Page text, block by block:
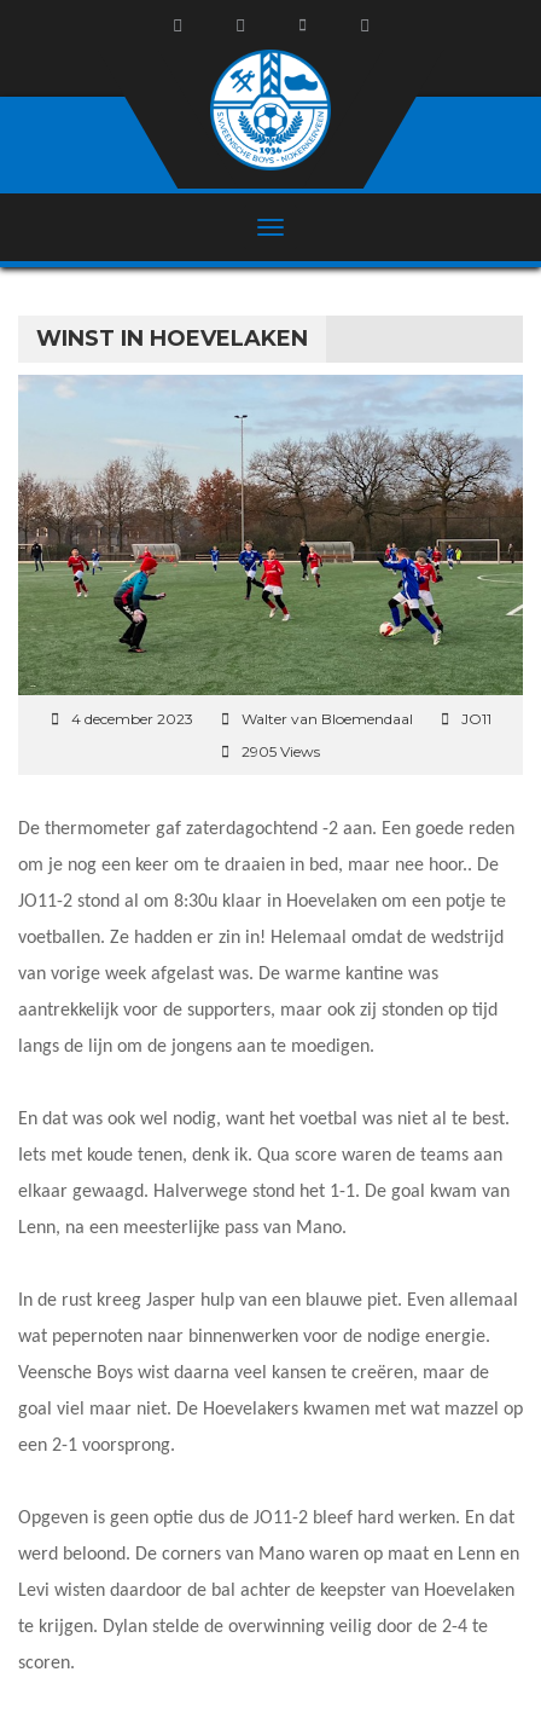
WINST IN HOEVELAKEN
4 december 2023 Walter van Bloemendaal
JO11
2905 Views
De thermometer gaf zaterdagochtend -2 aan. Een goede reden
om je nog een keer om te draaien in bed, maar nee hoor.. De
JO11-2 stond al om 8:30u klaar in Hoevelaken om een potje te
voetballen. Ze hadden er zin in! Helemaal omdat de wedstrijd
van vorige week afgelast was. De warme kantine was
aantrekkelijk voor de supporters, maar ook zij stonden op tijd
langs de lijn om de jongens aan te moedigen.
En dat was ook wel nodig, want het voetbal was niet al te best.
Iets met koude tenen, denk ik. Qua score waren de teams aan
elkaar gewaagd. Halverwege stond het 1-1. De goal kwam van
Lenn, na een meesterlijke pass van Mano.
In de rust kreeg Jasper hulp van een blauwe piet. Even allemaal
wat pepernoten naar binnenwerken voor de nodige energie.
Veensche Boys wist daarna veel kansen te creëren, maar de
goal viel maar niet. De Hoevelakers kwamen met wat mazzel op
een 2-1 voorsprong.
Opgeven is geen optie dus de JO11-2 bleef hard werken. En dat
werd beloond. De corners van Mano waren op maat en Lenn en
Levi wisten daardoor de bal achter de keepster van Hoevelaken
te krijgen. Dylan stelde de overwinning veilig door de 2-4 te
scoren.